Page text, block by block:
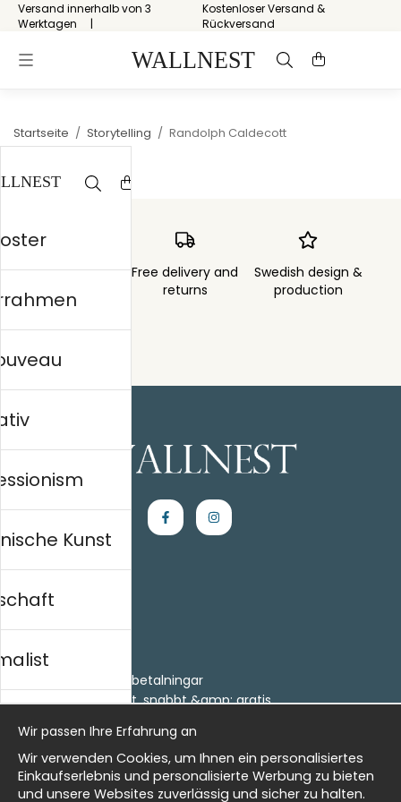
Versand innerhalb von 3
Werktagen
Kostenloser Versand &
Rückversand
Startseite / Storytelling / Randolph Caldecott
Order sent within Free delivery and
returns
Swedish design &
production
Einkaufen
Villkor
- Returer och återbetalningar
- Leverans - enkelt, snabbt &amp; gratis
Meine Favoriten
Information
Kunst
history
Wir passen Ihre Erfahrung an
Wir verwenden Cookies, um Ihnen ein personalisiertes
Einkaufserlebnis und personalisierte Werbung zu bieten
und unsere Websites zuverlässig und sicher zu halten.